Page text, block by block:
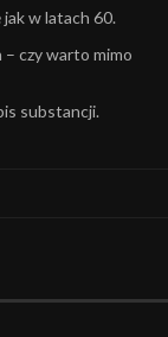
w latach 60.
czy warto mimo
substancji.